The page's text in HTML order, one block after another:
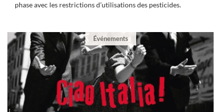
phase avec les restrictions d’utilisations des pesticides.
Événements